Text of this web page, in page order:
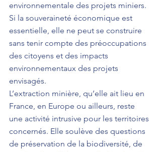
environnementale des projets miniers.
Si la souveraineté économique est
essentielle, elle ne peut se construire
sans tenir compte des préoccupations
des citoyens et des impacts
environnementaux des projets
envisagés.
L’extraction minière, qu’elle ait lieu en
France, en Europe ou ailleurs, reste
une activité intrusive pour les territoires
concernés. Elle soulève des questions
de préservation de la biodiversité, de